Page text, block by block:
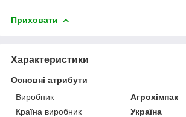
Приховати
Характеристики
Основні атрибути
Виробник
Агрохімпак
Країна виробник
Україна